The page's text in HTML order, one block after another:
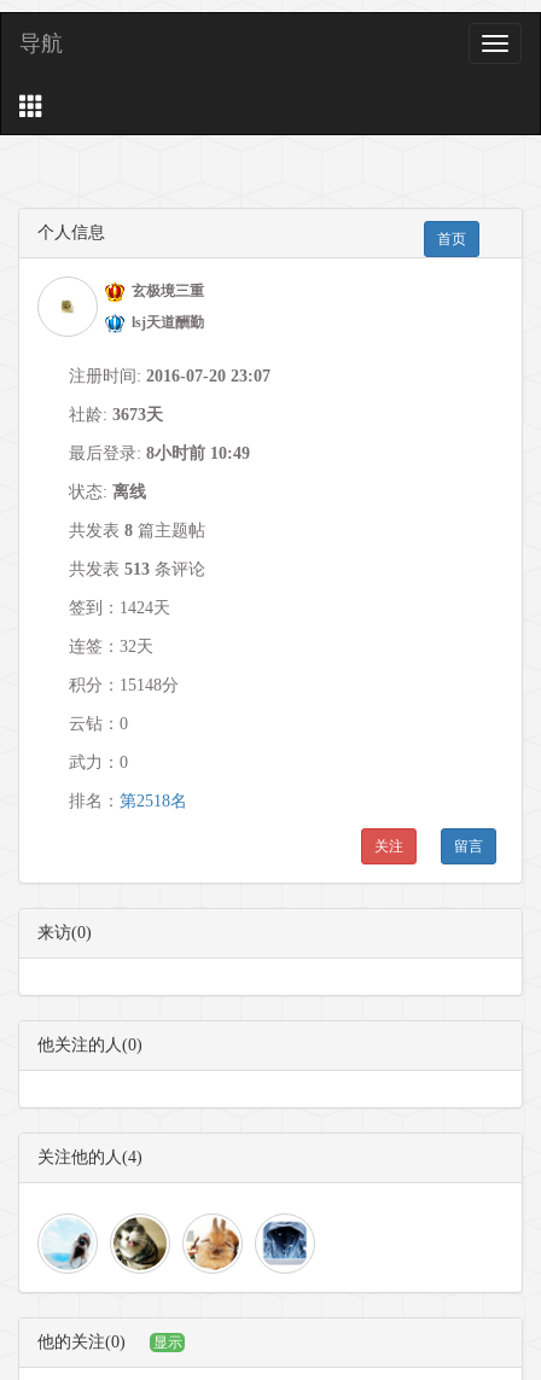
导
导航
个人信息 首页
玄极境三重
lsj天道酬勤
注册时间: 2016-07-20 23:07
社龄: 3673天
最后登录: 8小时前 10:49
状态: 离线
共发表 8 篇主题帖
共发表 513 条评论
签到：1424天
连签：32天
积分：15148分
云钻：0
武力： 0
排名： 第2518名
留言
关注
来访(0)
他关注的人(0)
关注他的人(4)
他的关注(0) 显示